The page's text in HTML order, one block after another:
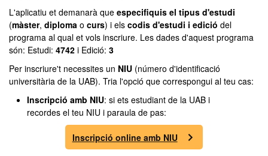
L'aplicatiu et demanarà que especifiquis el tipus d'estudi
(màster, diploma o curs) i els codis d'estudi i edició del
programa al qual et vols inscriure. Les dades d'aquest programa
són: Estudi: 4742 i Edició: 3
Per inscriure't necessites un NIU (número d'identificació
universitària de la UAB). Tria l'opció que correspongui al teu cas:
Inscripció amb NIU: si ets estudiant de la UAB i
recordes el teu NIU i paraula de pas:
Inscripció online amb NIU